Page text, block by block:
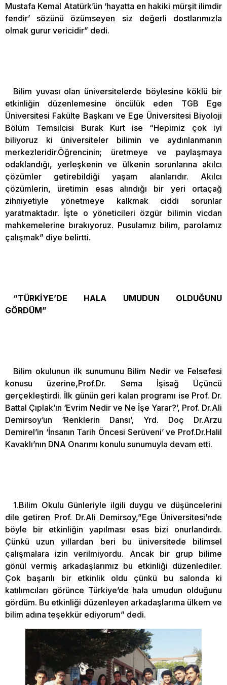
Mustafa Kemal Atatürk’ün ‘hayatta en hakiki mürşit ilimdir
fendir’ sözünü özümseyen siz değerli dostlarımızla
olmak gurur vericidir” dedi.
Bilim yuvası olan üniversitelerde böylesine köklü bir
etkinliğin düzenlemesine öncülük eden TGB Ege
Üniversitesi Fakülte Başkanı ve Ege Üniversitesi Biyoloji
Bölüm Temsilcisi Burak Kurt ise “Hepimiz çok iyi
biliyoruz ki üniversiteler bilimin ve aydınlanmanın
merkezleridir.Öğrencinin; üretmeye ve paylaşmaya
odaklandığı, yerleşkenin ve ülkenin sorunlarına akılcı
çözümler getirebildiği yaşam alanlarıdır. Akılcı
çözümlerin, üretimin esas alındığı bir yeri ortaçağ
zihniyetiyle yönetmeye kalkmak ciddi sorunlar
yaratmaktadır. İşte o yöneticileri özgür bilimin vicdan
mahkemelerine bırakıyoruz. Pusulamız bilim, parolamız
çalışmak” diye belirtti.
“TÜRKİYE’DE HALA UMUDUN OLDUĞUNU
GÖRDÜM”
Bilim okulunun ilk sunumunu Bilim Nedir ve Felsefesi
konusu üzerine,Prof.Dr. Sema İşisağ Üçüncü
gerçekleştirdi. İlk günün geri kalan programı ise Prof. Dr.
Battal Çıplak’ın ‘Evrim Nedir ve Ne İşe Yarar?’, Prof. Dr.Ali
Demirsoy’un ‘Renklerin Dansı’, Yrd. Doç Dr.Arzu
Demirel’in ‘İnsanın Tarih Öncesi Serüveni’ ve Prof.Dr.Halil
Kavaklı’nın DNA Onarımı konulu sunumuyla devam etti.
1.Bilim Okulu Günleriyle ilgili duygu ve düşüncelerini
dile getiren Prof. Dr.Ali Demirsoy,”Ege Üniversitesi’nde
böyle bir etkinliğin yapılması esas bizi onurlandırdı.
Çünkü uzun yıllardan beri bu üniversitede bilimsel
çalışmalara izin verilmiyordu. Ancak bir grup bilime
gönül vermiş arkadaşlarımız bu etkinliği düzenlediler.
Çok başarılı bir etkinlik oldu çünkü bu salonda ki
katılımcıları görünce Türkiye’de hala umudun olduğunu
gördüm. Bu etkinliği düzenleyen arkadaşlarıma ülkem ve
bilim adına teşekkür ediyorum” dedi.